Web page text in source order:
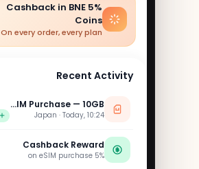
5% Cashback in BNE
Coins
On every order, every plan
Recent Activity
eSIM Purchase — 10GB
Japan · Today, 10:24
Cashback Reward
5% on eSIM purchase